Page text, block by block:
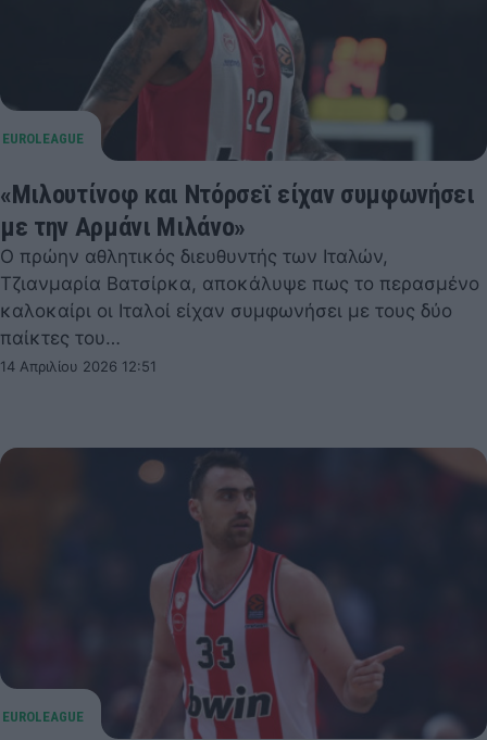
«Μιλουτίνοφ και Ντόρσεϊ είχαν συμφωνήσει
με την Αρμάνι Μιλάνο»
Ο πρώην αθλητικός διευθυντής των Ιταλών,
Τζιανμαρία Βατσίρκα, αποκάλυψε πως το περασμένο
καλοκαίρι οι Ιταλοί είχαν συμφωνήσει με τους δύο
παίκτες του…
14 Απριλίου 2026 12:51